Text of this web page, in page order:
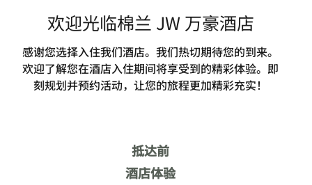
欢迎光临棉兰 JW 万豪酒店
感谢您选择入住我们酒店。我们热切期待您的到来。
欢迎了解您在酒店入住期间将享受到的精彩体验。即
刻规划并预约活动，让您的旅程更加精彩充实！
抵达前
酒店体验